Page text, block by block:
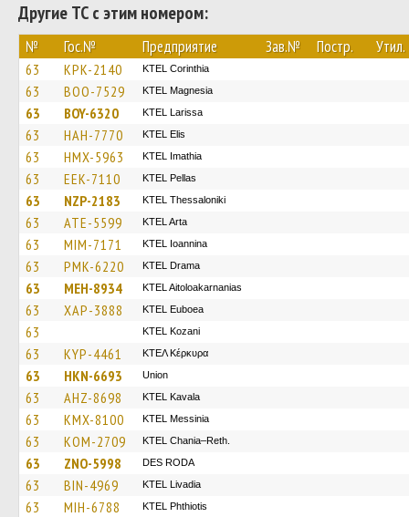
Другие ТС с этим номером:
№ Гос.№ Предприятие Зав.№ Постр. Утил.
63 KPK-2140 KTEL Corinthia
63 BOO-7529 ΚΤΕL Magnesia
63 BOY-6320 KTEL Larissa
63 HAH-7770 KTEL Elis
63 HMX-5963 KTEL Imathia
63 EEK-7110 KTEL Pellas
63 NZP-2183 KTEL Thessaloniki
63 ATE-5599 KTEL Arta
63 MIM-7171 KTEL Ioannina
63 PMK-6220 KTEL Drama
63 MEH-8934 KTEL Aitoloakarnanias
63 XAP-3888 ΚΤΕL Euboea
63 ΚΤΕL Kozani
63 KYP-4461 ΚΤΕΛ Κέρκυρα
63 HKN-6693 Union
63 AHZ-8698 KTEL Kavala
63 KMX-8100 KTEL Messinia
63 KOM-2709 KTEL Chania–Reth.
63 ZNO-5998 DES RODA
63 BIN-4969 KTEL Livadia
63 MIH-6788 ΚΤΕL Phthiotis